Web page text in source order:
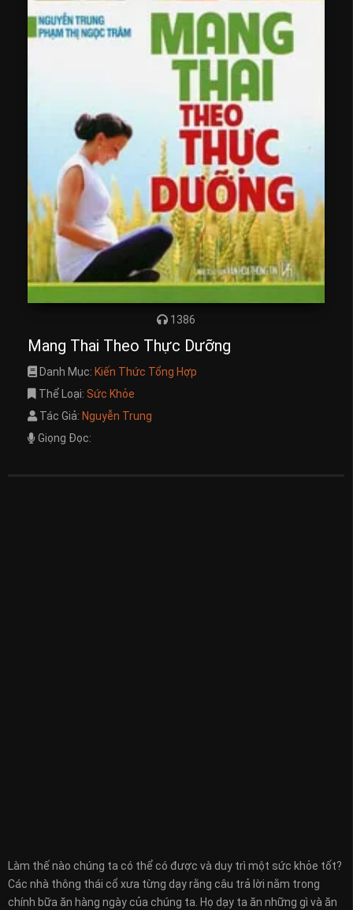
1386
Mang Thai Theo Thực Dưỡng
Danh Mục: Kiến Thức Tổng Hợp
Thể Loại: Sức Khỏe
Tác Giả: Nguyễn Trung
Giọng Đọc:
Làm thế nào chúng ta có thể có được và duy trì một sức khỏe tốt?
Các nhà thông thái cổ xưa từng dạy rằng câu trả lời nằm trong
chính bữa ăn hàng ngày của chúng ta. Họ dạy ta ăn những gì và ăn